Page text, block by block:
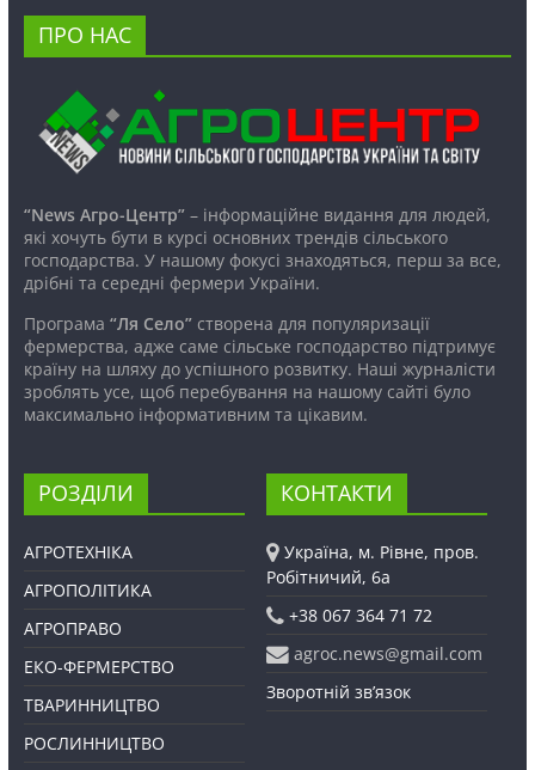
ПРО НАС
“News Агро-Центр”– інформаційне видання для людей,
які хочуть бути в курсі основних трендів сільського
господарства. У нашому фокусі знаходяться, перш за все,
дрібні та середні фермери України.
Програма “Ля Село”створена для популяризації
фермерства, адже саме сільське господарство підтримує
країну на шляху до успішного розвитку. Наші журналісти
зроблять усе, щоб перебування на нашому сайті було
максимально інформативним та цікавим.
РОЗДІЛИ
АГРОТЕХНІКА
АГРОПОЛІТИКА
АГРОПРАВО
ЕКО-ФЕРМЕРСТВО
ТВАРИННИЦТВО
РОСЛИННИЦТВО
КОНТАКТИ
Україна, м. Рівне, пров.
Робітничий, 6а
+38 067 364 71 72
agroc.news@gmail.com
Зворотній зв’язок